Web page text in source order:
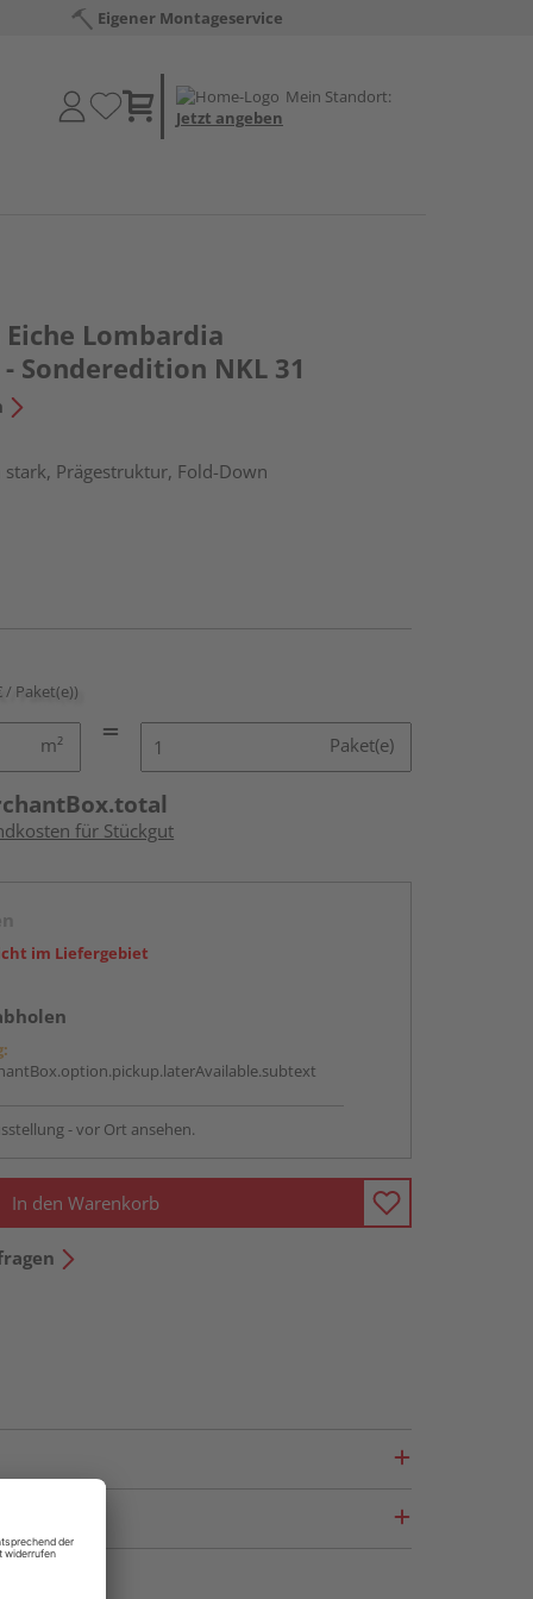
Eigener Montageservice
Mein Standort:
Jetzt angeben
Lombardia
Sonderedition NKL 31
Prägestruktur, Fold-Down
/ Paket(e))
m² Paket(e)
für Stückgut
im Liefergebiet
- vor Ort ansehen.
In den Warenkorb